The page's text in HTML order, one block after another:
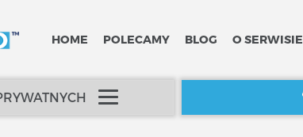
HOME POLECAMY BLOG O SERWISIE